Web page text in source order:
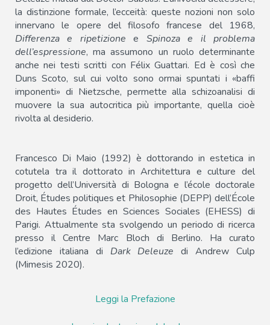
la distinzione formale, l’ecceità: queste nozioni non solo
innervano le opere del filosofo francese del 1968,
Differenza e ripetizione e Spinoza e il problema
dell’espressione, ma assumono un ruolo determinante
anche nei testi scritti con Félix Guattari. Ed è così che
Duns Scoto, sul cui volto sono ormai spuntati i «baffi
imponenti» di Nietzsche, permette alla schizoanalisi di
muovere la sua autocritica più importante, quella cioè
rivolta al desiderio.
Francesco Di Maio (1992) è dottorando in estetica in
cotutela tra il dottorato in Architettura e culture del
progetto dell’Università di Bologna e l’école doctorale
Droit, Études politiques et Philosophie (DEPP) dell’École
des Hautes Études en Sciences Sociales (EHESS) di
Parigi. Attualmente sta svolgendo un periodo di ricerca
presso il Centre Marc Bloch di Berlino. Ha curato
l’edizione italiana di Dark Deleuze di Andrew Culp
(Mimesis 2020).
Leggi la Prefazione